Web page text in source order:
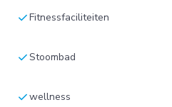
checkFitnessfaciliteiten
checkStoombad
checkwellness